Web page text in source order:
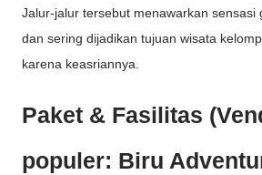
Jalur-jalur tersebut menawarkan sensasi
dan sering dijadikan tujuan wisata
karena keasriannya.
Paket & Fasilitas
populer: Biru